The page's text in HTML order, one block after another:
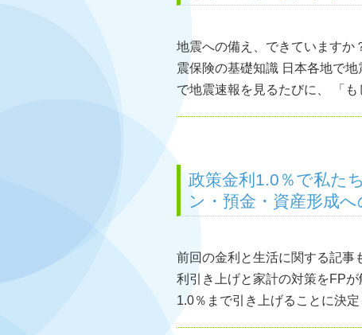
地震への備え、できていますか
震保険の基礎知識 日本各地で
で地震速報を見るたびに、 「
政策金利1.0％で私た
ン・預金・資産形成へ
前回の金利と生活に関する記事
利引き上げと家計の対策をFP
1.0％まで引き上げることに決